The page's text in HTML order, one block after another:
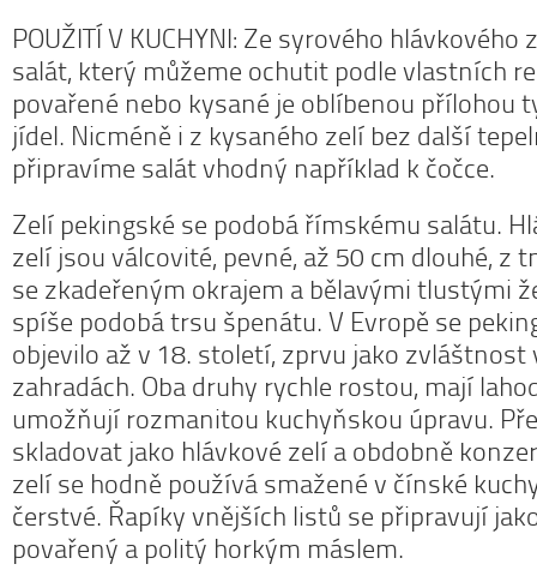
POUŽITÍ V KUCHYNI: Ze syrového
salát, který můžeme ochutit podle vlastních
povařené nebo kysané je oblíbenou přílohou
jídel. Nicméně i z kysaného zelí bez další
připravíme salát vhodný například k čočce.
Zelí pekingské se podobá římskému salátu.
zelí jsou válcovité, pevné, až 50 cm dlouhé, z
se zkadeřeným okrajem a bělavými tlustými
spíše podobá trsu špenátu. V Evropě se
objevilo až v 18. století, zprvu jako zvláštnost
zahradách. Oba druhy rychle rostou, mají
umožňují rozmanitou kuchyňskou úpravu.
skladovat jako hlávkové zelí a obdobně
zelí se hodně používá smažené v čínské
čerstvé. Řapíky vnějších listů se připravují
povařený a politý horkým máslem.